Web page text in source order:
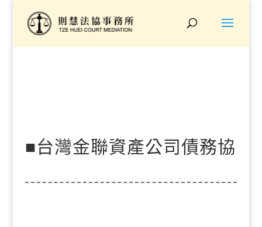
■台灣金聯資產公司債務協